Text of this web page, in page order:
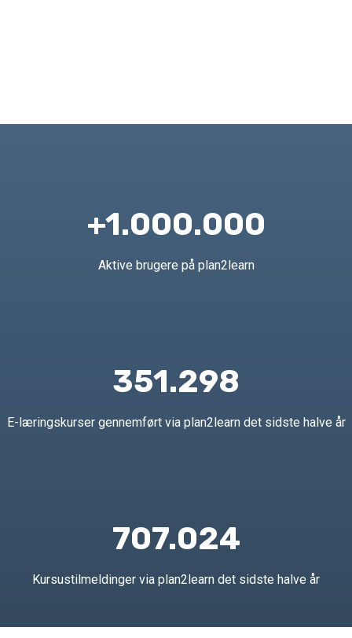
+1.000.000
Aktive brugere på plan2learn
351.298
E-læringskurser gennemført via plan2learn det sidste halve år
707.024
Kursustilmeldinger via plan2learn det sidste halve år